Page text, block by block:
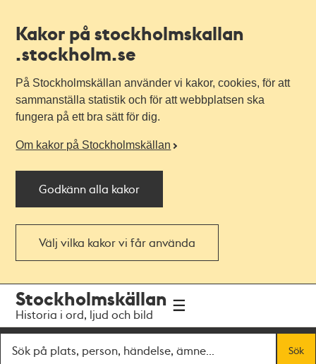
Kakor på stockholmskallan
.stockholm.se
På Stockholmskällan använder vi kakor, cookies, för att
sammanställa statistik och för att webbplatsen ska
fungera på ett bra sätt för dig.
Om kakor på Stockholmskällan
Godkänn alla kakor
Välj vilka kakor vi får använda
navigationen
huvudinnehållet
Stockholmskällan
Historia i ord, ljud och bild
Sök